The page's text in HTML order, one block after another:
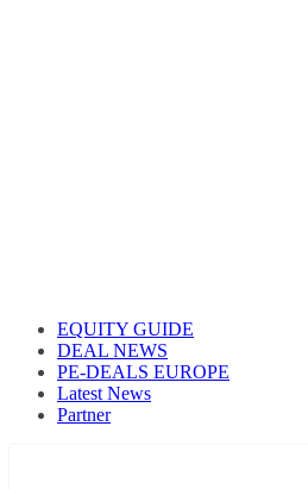
EQUITY GUIDE
DEAL NEWS
PE-DEALS EUROPE
Latest News
Partner